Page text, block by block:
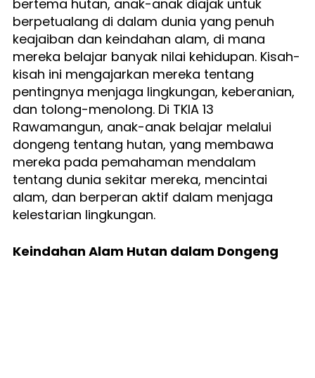
bertema hutan, anak-anak diajak untuk
berpetualang di dalam dunia yang penuh
keajaiban dan keindahan alam, di mana
mereka belajar banyak nilai kehidupan. Kisah-
kisah ini mengajarkan mereka tentang
pentingnya menjaga lingkungan, keberanian,
dan tolong-menolong. Di TKIA 13
Rawamangun, anak-anak belajar melalui
dongeng tentang hutan, yang membawa
mereka pada pemahaman mendalam
tentang dunia sekitar mereka, mencintai
alam, dan berperan aktif dalam menjaga
kelestarian lingkungan.
Keindahan Alam Hutan dalam Dongeng